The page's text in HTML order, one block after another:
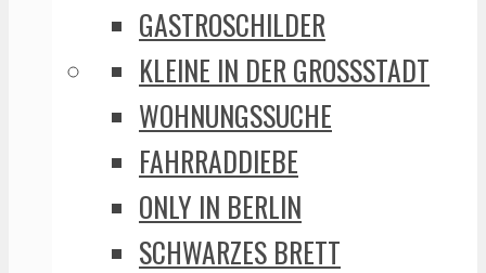
GASTROSCHILDER
KLEINE IN DER GROSSSTADT
WOHNUNGSSUCHE
FAHRRADDIEBE
ONLY IN BERLIN
SCHWARZES BRETT